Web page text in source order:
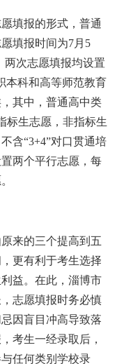
填报的形式，普通
填报时间为7月5
两次志愿填报均设置
本科和高等师范教育
其中，普通高中类
标生志愿，非指标生
含“3+4”对口贯通培
两个平行志愿，每
来的三个提高到五
更有利于考生选择
益。在此，淄博市
志愿填报时务必慎
因盲目冲高导致落
考生一经录取后，
任何类别学校录